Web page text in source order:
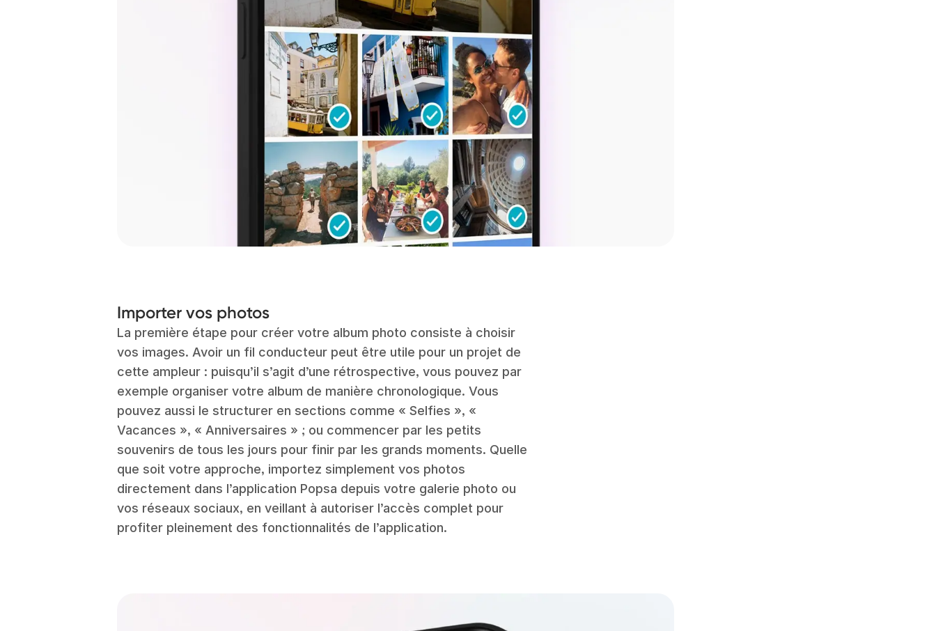
Importer vos photos
La première étape pour créer votre album photo consiste à choisir
vos images. Avoir un fil conducteur peut être utile pour un projet de
cette ampleur : puisqu’il s’agit d’une rétrospective, vous pouvez par
exemple organiser votre album de manière chronologique. Vous
pouvez aussi le structurer en sections comme « Selfies », «
Vacances », « Anniversaires » ; ou commencer par les petits
souvenirs de tous les jours pour finir par les grands moments. Quelle
que soit votre approche, importez simplement vos photos
directement dans l’application Popsa depuis votre galerie photo ou
vos réseaux sociaux, en veillant à autoriser l’accès complet pour
profiter pleinement des fonctionnalités de l’application.